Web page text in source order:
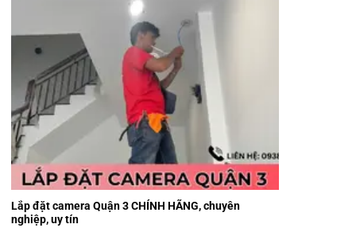
Lắp đặt camera Quận 3 CHÍNH HÃNG, chuyên
nghiệp, uy tín